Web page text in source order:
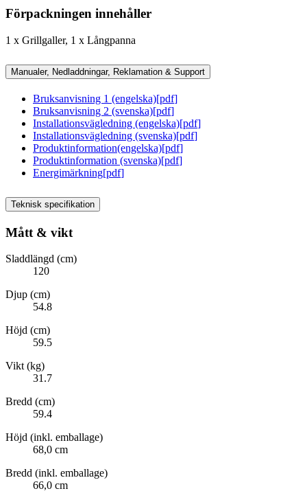
Förpackningen innehåller
1 x Grillgaller, 1 x Långpanna
Manualer, Nedladdningar, Reklamation & Support
Bruksanvisning 1 (engelska)[pdf]
Bruksanvisning 2 (svenska)[pdf]
Installationsvägledning (engelska)[pdf]
Installationsvägledning (svenska)[pdf]
Produktinformation(engelska)[pdf]
Produktinformation (svenska)[pdf]
Energimärkning[pdf]
Teknisk specifikation
Mått & vikt
Sladdlängd (cm)
120
Djup (cm)
54.8
Höjd (cm)
59.5
Vikt (kg)
31.7
Bredd (cm)
59.4
Höjd (inkl. emballage)
68,0 cm
Bredd (inkl. emballage)
66,0 cm